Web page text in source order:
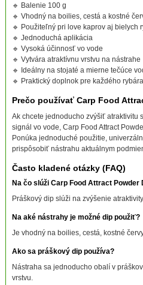
🔹 Balenie 100 g
🔹 Vhodný na boilies, cestá a kostné
🔹 Použiteľný pri love kaprov aj bielych
🔹 Jednoduchá aplikácia
🔹 Vysoká účinnosť vo vode
🔹 Vytvára atraktívnu vrstvu na nástrahe
🔹 Ideálny na stojaté a mierne tečúce
🔹 Praktický doplnok pre každého rybára
Prečo používať Carp Food
Ak chcete jednoducho zvýšiť atraktivitu
signál vo vode, Carp Food Attract
Ponúka jednoduché použitie,
prispôsobiť nástrahu aktuálnym
Často kladené otázky (FAQ)
Na čo slúži Carp Food Attract Powder
Práškový dip slúži na zvýšenie
Na aké nástrahy je možné dip použiť?
Je vhodný na boilies, cestá, kostné
Ako sa práškový dip používa?
Nástraha sa jednoducho obalí v
vrstvu.